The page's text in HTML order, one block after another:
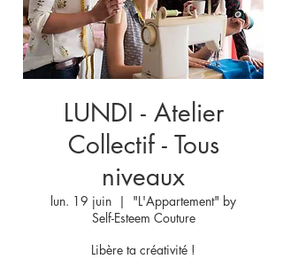
LUNDI - Atelier
Collectif - Tous
niveaux
lun. 19 juin
  |
"L'Appartement" by
Self-Esteem Couture
Libère ta créativité !